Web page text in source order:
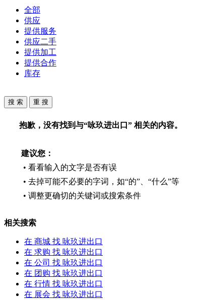
全部
供应
提供服务
供应二手
提供加工
提供合作
库存
抱歉，没有找到与“咏玖进出口 ” 相关的内容。
建议您：
• 看看输入的文字是否有误
• 去掉可能不必要的字词，如“的”、“什么”等
• 调整更确切的关键词或搜索条件
相关搜索
在 商城 找 咏玖进出口
在 求购 找 咏玖进出口
在 公司 找 咏玖进出口
在 团购 找 咏玖进出口
在 行情 找 咏玖进出口
在 展会 找 咏玖进出口